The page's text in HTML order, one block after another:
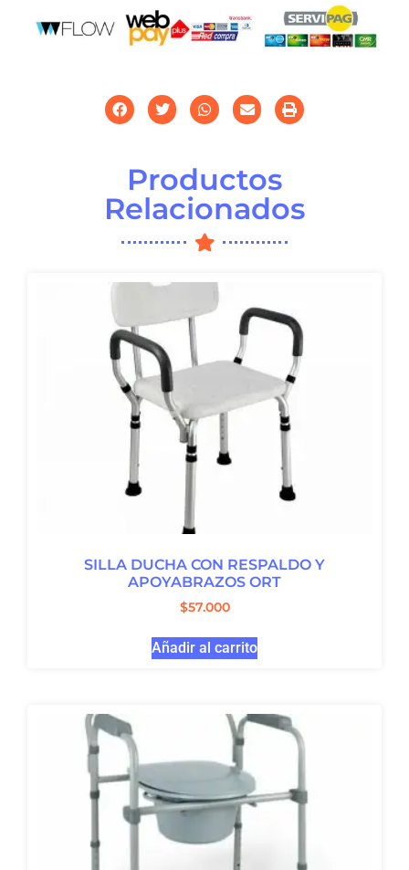
Productos
Relacionados
SILLA DUCHA CON RESPALDO Y
APOYABRAZOS ORT
$57.000
Añadir al carrito